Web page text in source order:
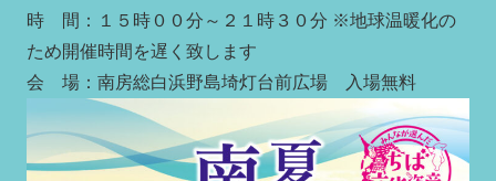
時 間：１５時００分～２１時３０分 ※地球温暖化の
ため開催時間を遅く致します
会 場：南房総白浜野島埼灯台前広場 入場無料